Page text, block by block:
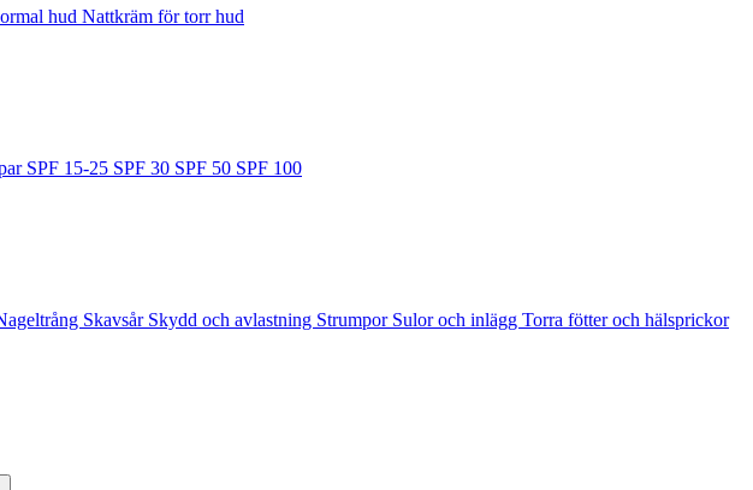
hud Nattkräm för torr hud
SPF 15-25 SPF 30 SPF 50 SPF 100
Skavsår Skydd och avlastning Strumpor Sulor och inlägg Torra fötter och hälsprickor